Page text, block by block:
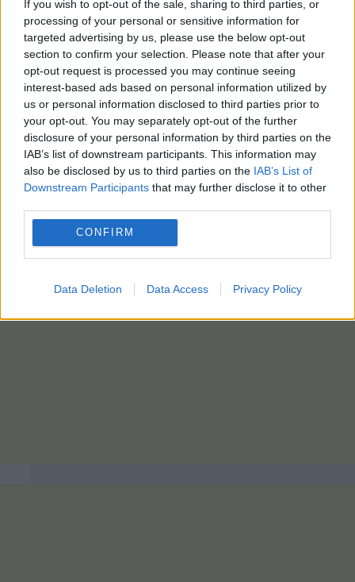
If you wish to opt-out of the sale, sharing to third parties, or
processing of your personal or sensitive information for
targeted advertising by us, please use the below opt-out
section to confirm your selection. Please note that after your
opt-out request is processed you may continue seeing
interest-based ads based on personal information utilized by
us or personal information disclosed to third parties prior to
your opt-out. You may separately opt-out of the further
disclosure of your personal information by third parties on the
IAB’s list of downstream participants. This information may
also be disclosed by us to third parties on the IAB’s List of
Downstream Participants that may further disclose it to other
CONFIRM
Data Deletion Data Access Privacy Policy
διαπραγματεύσεων με στόχο την επίτευξη μίας
μόνιμης και σταθερής ειρήνης.
ΑΠΕΜΠΕ, του Μ. Σπινθουράκη – ΑΠΕΜΠΕ-EPA-AP POOL photo